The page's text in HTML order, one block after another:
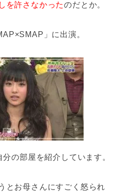
を許さなかったのだとか。
」に出演。
の部屋を紹介しています。
とお母さんにすごく怒られ